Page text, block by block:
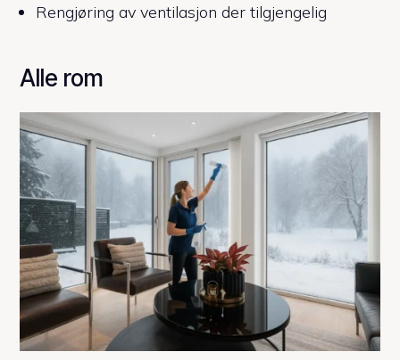
Rengjøring av ventilasjon der tilgjengelig
Alle rom